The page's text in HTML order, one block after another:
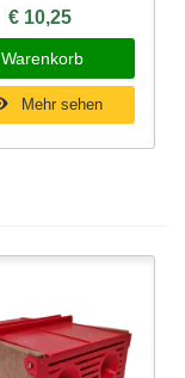
€ 10,25
Warenkorb
Mehr sehen